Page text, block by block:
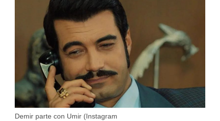
Demir parte con Umir (Instagram